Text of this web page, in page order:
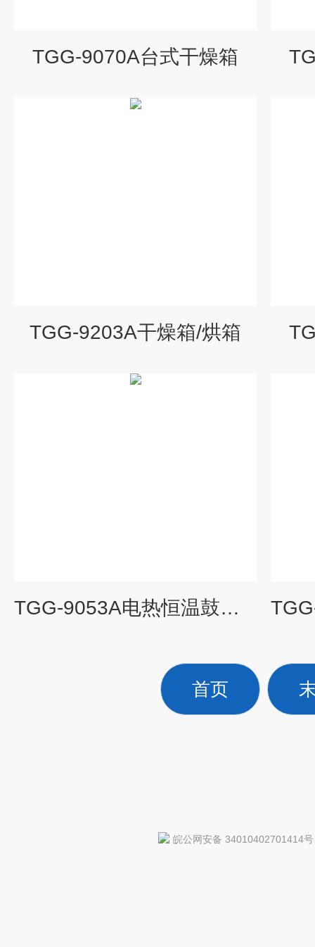
TGG-9070A台式干燥箱
TGG-9203A干燥箱/烘箱
TGG-9053A电热恒温鼓风干燥箱
首页
皖公网安备 34010402701414号